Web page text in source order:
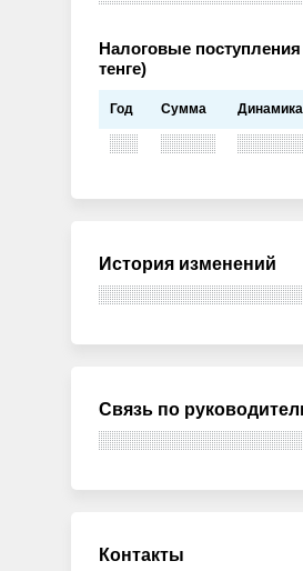
Налоговые
тенге)
Год Сумма Динамика
История изменений
Связь по
Контакты